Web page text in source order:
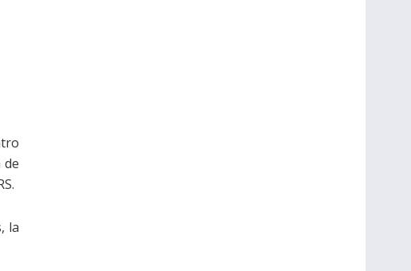
de
la